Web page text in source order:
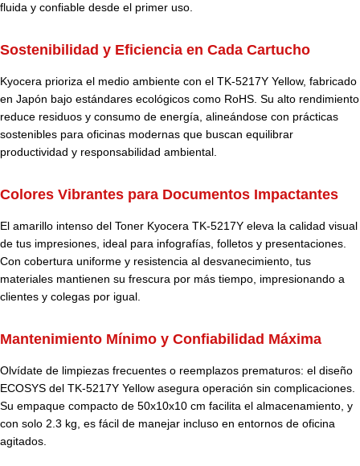
fluida y confiable desde el primer uso.
Sostenibilidad y Eficiencia en Cada Cartucho
Kyocera prioriza el medio ambiente con el TK-5217Y Yellow, fabricado
en Japón bajo estándares ecológicos como RoHS. Su alto rendimiento
reduce residuos y consumo de energía, alineándose con prácticas
sostenibles para oficinas modernas que buscan equilibrar
productividad y responsabilidad ambiental.
Colores Vibrantes para Documentos Impactantes
El amarillo intenso del Toner Kyocera TK-5217Y eleva la calidad visual
de tus impresiones, ideal para infografías, folletos y presentaciones.
Con cobertura uniforme y resistencia al desvanecimiento, tus
materiales mantienen su frescura por más tiempo, impresionando a
clientes y colegas por igual.
Mantenimiento Mínimo y Confiabilidad Máxima
Olvídate de limpiezas frecuentes o reemplazos prematuros: el diseño
ECOSYS del TK-5217Y Yellow asegura operación sin complicaciones.
Su empaque compacto de 50x10x10 cm facilita el almacenamiento, y
con solo 2.3 kg, es fácil de manejar incluso en entornos de oficina
agitados.